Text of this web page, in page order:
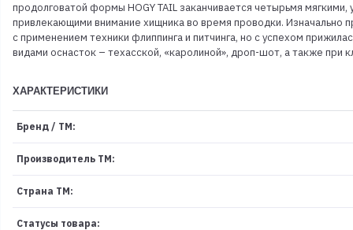
продолговатой формы HOGY TAIL заканчивается четырьмя
привлекающими внимание хищника во время проводки. Изначально
с применением техники флиппинга и питчинга, но с успехом
видами оснасток – техасской, «каролиной», дроп-шот, а также при
ХАРАКТЕРИСТИКИ
Бренд / ТМ:
Производитель ТМ:
Страна ТМ:
Статусы товара: